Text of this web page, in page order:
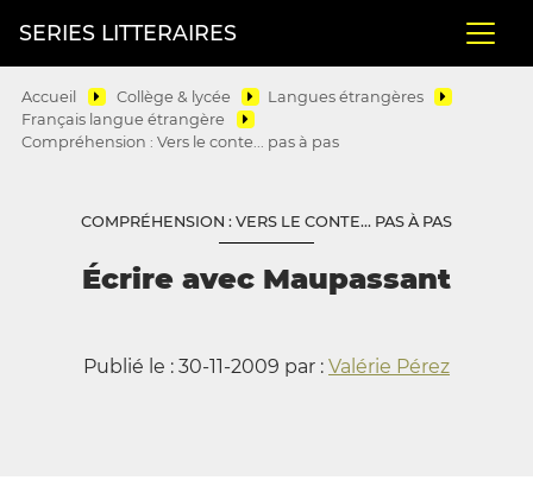
SERIES LITTERAIRES
Accueil Collège & lycée
Langues étrangères
Français langue étrangère
Compréhension : Vers le conte... pas à pas
COMPRÉHENSION : VERS LE CONTE... PAS À PAS
Écrire avec Maupassant
Publié le : 30-11-2009 par : Valérie Pérez